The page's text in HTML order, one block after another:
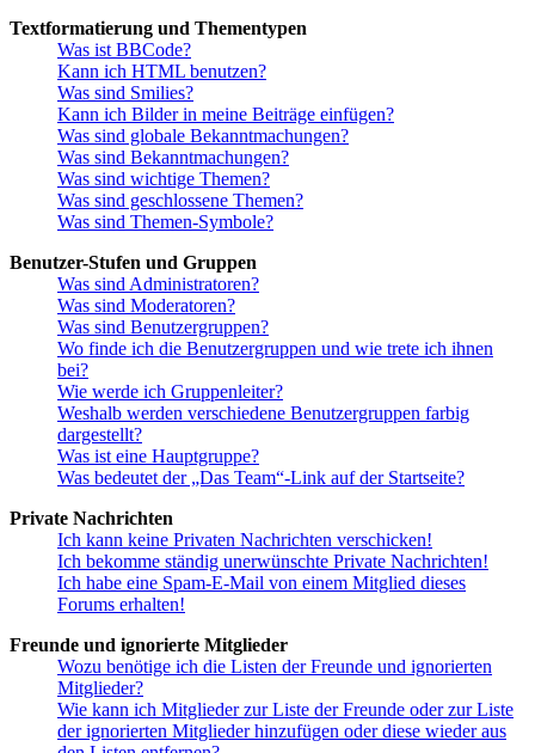
Textformatierung und Thementypen
Was ist BBCode?
Kann ich HTML benutzen?
Was sind Smilies?
Kann ich Bilder in meine Beiträge einfügen?
Was sind globale Bekanntmachungen?
Was sind Bekanntmachungen?
Was sind wichtige Themen?
Was sind geschlossene Themen?
Was sind Themen-Symbole?
Benutzer-Stufen und Gruppen
Was sind Administratoren?
Was sind Moderatoren?
Was sind Benutzergruppen?
Wo finde ich die Benutzergruppen und wie trete ich ihnen
bei?
Wie werde ich Gruppenleiter?
Weshalb werden verschiedene Benutzergruppen farbig
dargestellt?
Was ist eine Hauptgruppe?
Was bedeutet der „Das Team“-Link auf der Startseite?
Private Nachrichten
Ich kann keine Privaten Nachrichten verschicken!
Ich bekomme ständig unerwünschte Private Nachrichten!
Ich habe eine Spam-E-Mail von einem Mitglied dieses
Forums erhalten!
Freunde und ignorierte Mitglieder
Wozu benötige ich die Listen der Freunde und ignorierten
Mitglieder?
Wie kann ich Mitglieder zur Liste der Freunde oder zur Liste
der ignorierten Mitglieder hinzufügen oder diese wieder aus